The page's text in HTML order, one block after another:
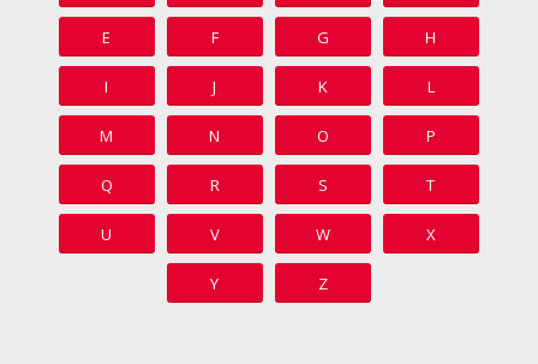
E F G H
I J K L
M N O P
Q R S T
U V W X
Y Z